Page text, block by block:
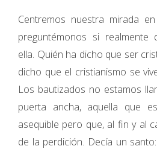
Centremos nuestra mirada
preguntémonos si
ella. Quién ha dicho que ser
dicho que el cristianismo se
Los bautizados no estamos
puerta ancha, aquella que
asequible pero que, al fin y al
de la perdición. Decía un